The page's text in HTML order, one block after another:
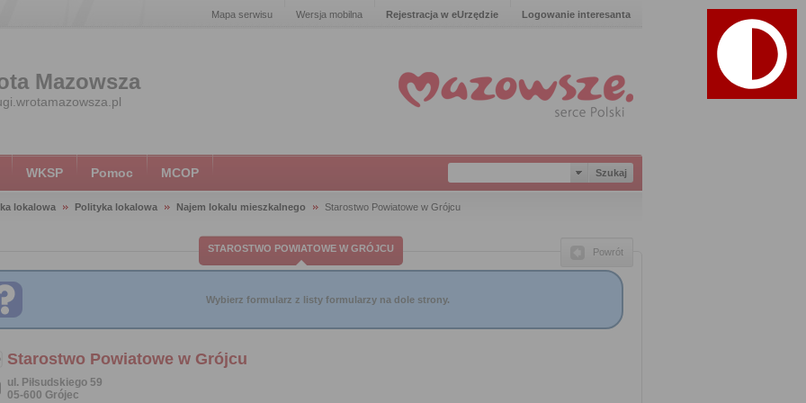
Mapa serwisu Wersja mobilna Rejestracja w eUrzędzie Logowanie interesanta
Mazowsza
WKSP Pomoc MCOP
lokalowa Polityka lokalowa Najem lokalu mieszkalnego Starostwo Powiatowe w Grójcu
STAROSTWO POWIATOWE W GRÓJCU Powrót
Wybierz formularz z listy formularzy na dole strony.
Starostwo Powiatowe w Grójcu
ul. Piłsudskiego 59
05-600 Grójec